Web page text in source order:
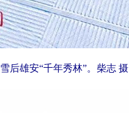
雪后雄安“千年秀林”。柴志 摄